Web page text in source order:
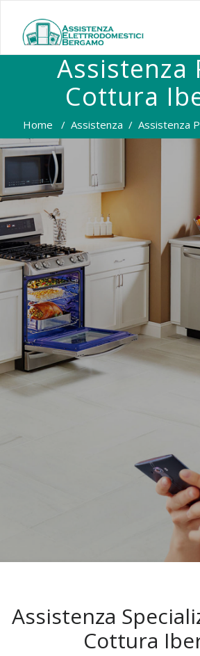
Assistenza
Cottura
Home / Assistenza / Assistenza
Assistenza
Cottura